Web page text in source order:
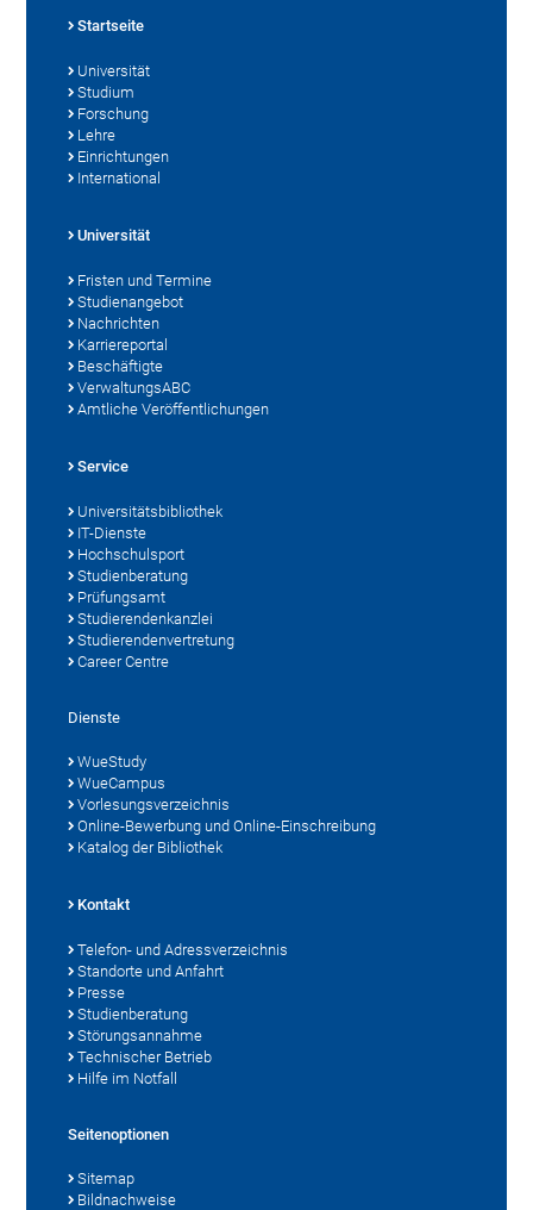
Startseite
Universität
Studium
Forschung
Lehre
Einrichtungen
International
Universität
Fristen und Termine
Studienangebot
Nachrichten
Karriereportal
Beschäftigte
VerwaltungsABC
Amtliche Veröffentlichungen
Service
Universitätsbibliothek
IT-Dienste
Hochschulsport
Studienberatung
Prüfungsamt
Studierendenkanzlei
Studierendenvertretung
Career Centre
Dienste
WueStudy
WueCampus
Vorlesungsverzeichnis
Online-Bewerbung und Online-Einschreibung
Katalog der Bibliothek
Kontakt
Telefon- und Adressverzeichnis
Standorte und Anfahrt
Presse
Studienberatung
Störungsannahme
Technischer Betrieb
Hilfe im Notfall
Seitenoptionen
Sitemap
Bildnachweise